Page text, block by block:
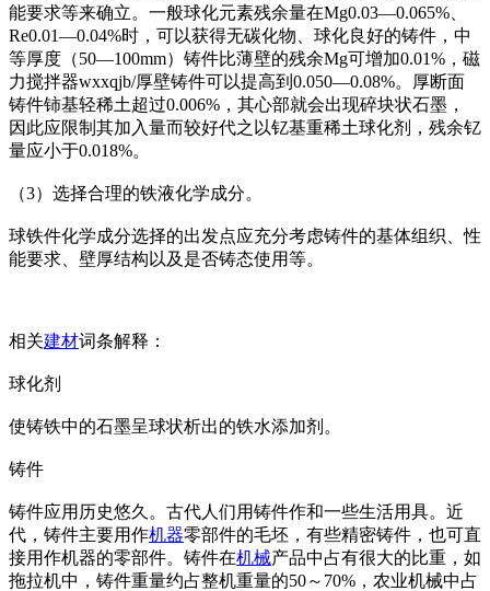
能要求等来确立。一般球化元素残余量在Mg0.03—0.065%、
Re0.01—0.04%时，可以获得无碳化物、球化良好的铸件，中
等厚度（50—100mm）铸件比薄壁的残余Mg可增加0.01%，磁
力搅拌器wxxqjb/厚壁铸件可以提高到0.050—0.08%。厚断面
铸件铈基轻稀土超过0.006%，其心部就会出现碎块状石墨，
因此应限制其加入量而较好代之以钇基重稀土球化剂，残余钇
量应小于0.018%。
（3）选择合理的铁液化学成分。
球铁件化学成分选择的出发点应充分考虑铸件的基体组织、性
能要求、壁厚结构以及是否铸态使用等。
相关建材词条解释：
球化剂
使铸铁中的石墨呈球状析出的铁水添加剂。
铸件
铸件应用历史悠久。古代人们用铸件作和一些生活用具。近
代，铸件主要用作机器零部件的毛坯，有些精密铸件，也可直
接用作机器的零部件。铸件在机械产品中占有很大的比重，如
拖拉机中，铸件重量约占整机重量的50～70%，农业机械中占